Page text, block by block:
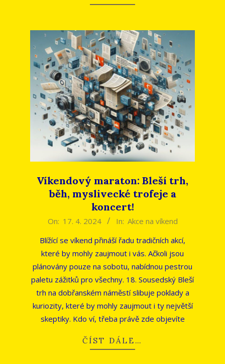
Víkendový maraton: Bleší trh,
běh, myslivecké trofeje a
koncert!
2024-On: 17. 4. 2024 In: Akce na víkend
Blížící se víkend přináší řadu tradičních akcí,
které by mohly zaujmout i vás. Ačkoli jsou
plánovány pouze na sobotu, nabídnou pestrou
paletu zážitků pro všechny. 18. Sousedský Bleší
trh na dobřanském náměstí slibuje poklady a
kuriozity, které by mohly zaujmout i ty největší
skeptiky. Kdo ví, třeba právě zde objevíte
ČÍST DÁLE…